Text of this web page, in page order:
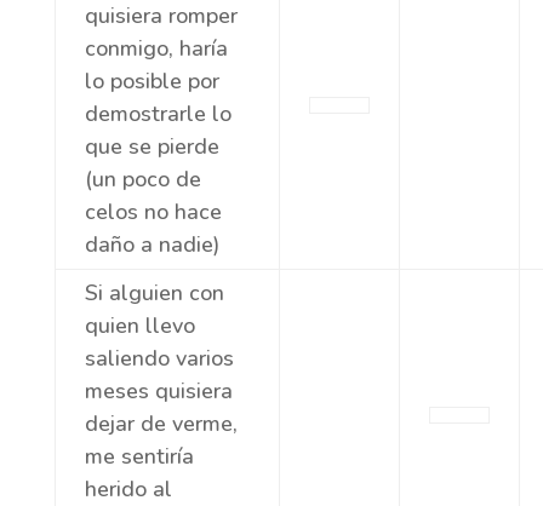
quisiera romper
conmigo, haría
lo posible por
demostrarle lo
que se pierde
(un poco de
celos no hace
daño a nadie)
Si alguien con
quien llevo
saliendo varios
meses quisiera
dejar de verme,
me sentiría
herido al